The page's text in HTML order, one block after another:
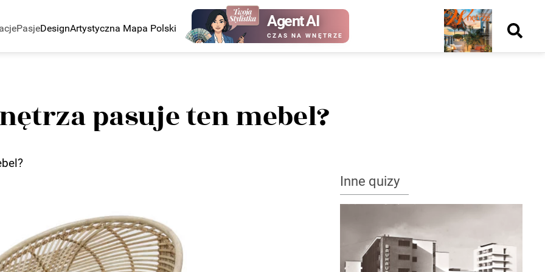
PasjeDesignArtystyczna Mapa Polski Agent AI
CZAS NA WNĘTRZE
Nowy
numer
pasuje ten mebel?
Inne quizy